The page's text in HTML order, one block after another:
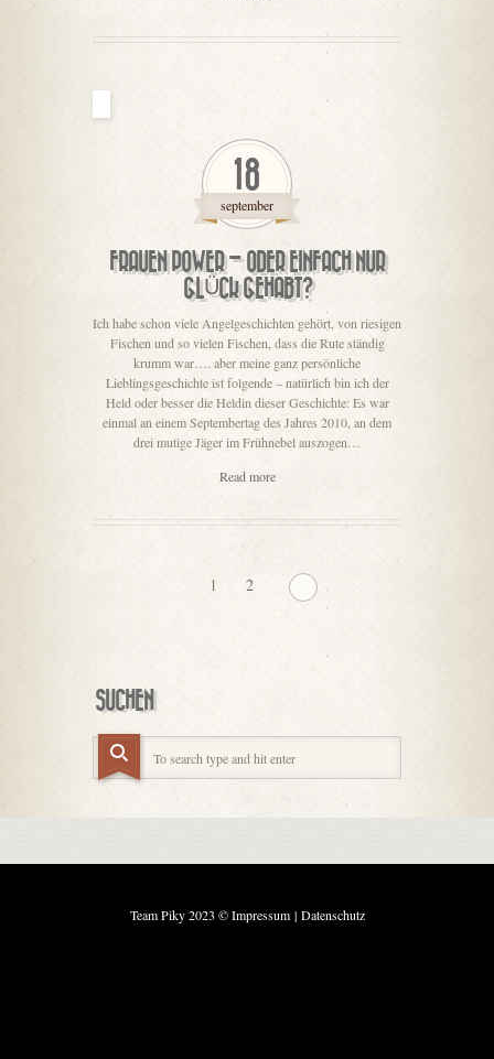
18
september
FRAUEN POWER – ODER EINFACH NUR
GLÜCK GEHABT?
Ich habe schon viele Angelgeschichten gehört, von riesigen
Fischen und so vielen Fischen, dass die Rute ständig
krumm war…. aber meine ganz persönliche
Lieblingsgeschichte ist folgende – natürlich bin ich der
Held oder besser die Heldin dieser Geschichte: Es war
einmal an einem Septembertag des Jahres 2010, an dem
drei mutige Jäger im Frühnebel auszogen…
Read more
1 2
SUCHEN
Team Piky 2023 ©Impressum| Datenschutz